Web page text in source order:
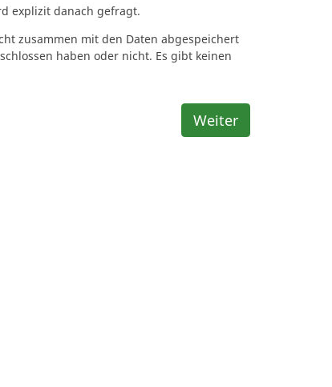
explizit danach gefragt.
zusammen mit den Daten abgespeichert
haben oder nicht. Es gibt keinen
Weiter